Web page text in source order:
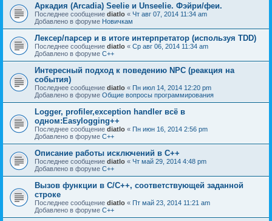
Аркадия (Arcadia) Seelie и Unseelie. Фэйри/феи.
Последнее сообщение diatlo « Чт авг 07, 2014 11:34 am
Добавлено в форуме Новичкам
Лексер/парсер и в итоге интерпретатор (используя TDD)
Последнее сообщение diatlo « Ср авг 06, 2014 11:34 am
Добавлено в форуме C++
Интересный подход к поведению NPC (реакция на
события)
Последнее сообщение diatlo « Пн июл 14, 2014 12:20 pm
Добавлено в форуме Общие вопросы программирования
Logger, profiler,exception handler всё в
одном:Easylogging++
Последнее сообщение diatlo « Пн июн 16, 2014 2:56 pm
Добавлено в форуме C++
Описание работы исключений в C++
Последнее сообщение diatlo « Чт май 29, 2014 4:48 pm
Добавлено в форуме C++
Вызов функции в C/C++, соответствующей заданной
строке
Последнее сообщение diatlo « Пт май 23, 2014 11:21 am
Добавлено в форуме C++